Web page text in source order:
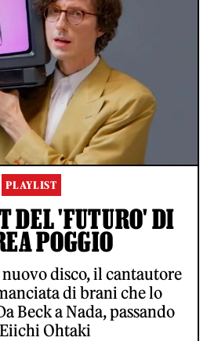
PLAYLIST
DEL 'FUTURO' DI
POGGIO
disco, il cantautore
di brani che lo
Beck a Nada, passando
Ohtaki